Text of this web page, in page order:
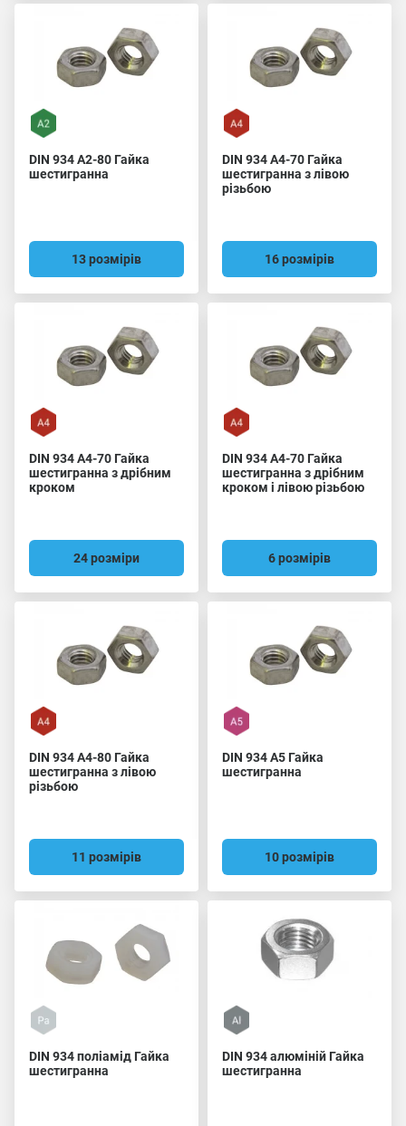
DIN 934 A2-80 Гайка
шестигранна
13 розмірів
DIN 934 A4-70 Гайка
шестигранна з лівою
різьбою
16 розмірів
DIN 934 A4-70 Гайка
шестигранна з дрібним
кроком
24 розміри
DIN 934 A4-70 Гайка
шестигранна з дрібним
кроком і лівою різьбою
6 розмірів
DIN 934 A4-80 Гайка
шестигранна з лівою
різьбою
11 розмірів
DIN 934 A5 Гайка
шестигранна
10 розмірів
DIN 934 поліамід Гайка
шестигранна
DIN 934 алюміній Гайка
шестигранна